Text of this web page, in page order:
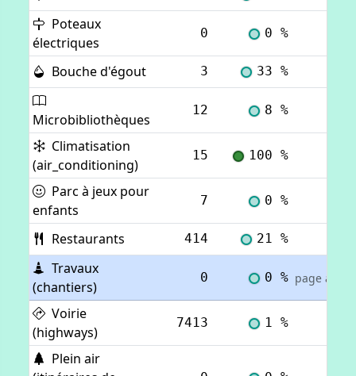
Poteaux
électriques
0 0 %
Bouche d'égout 3 33 %
Microbibliothèques
12 8 %
Climatisation
(air_conditioning)
15 100 %
Parc à jeux pour
enfants
7 0 %
Restaurants 414 21 %
Travaux
(chantiers)
0 0 % page
Voirie
(highways)
7413 1 %
Plein air